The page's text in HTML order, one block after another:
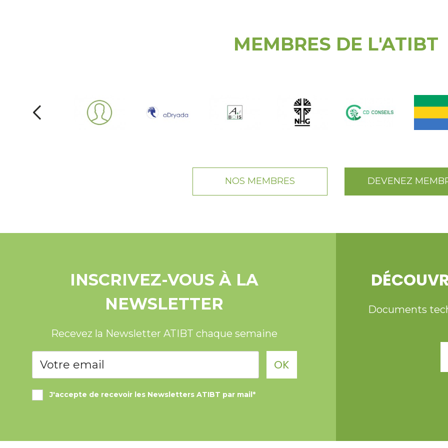
MEMBRES DE L'ATIBT
NOS MEMBRES DEVENEZ
INSCRIVEZ-VOUS À LA
NEWSLETTER
Recevez la Newsletter ATIBT chaque semaine
J'accepte de recevoir les Newsletters ATIBT par mail*
OK
Documents